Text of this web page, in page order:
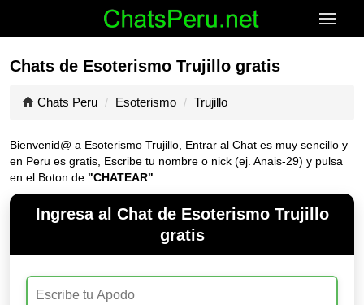
Chats de Esoterismo Trujillo gratis
Chats Peru Esoterismo Trujillo
Bienvenid@ a Esoterismo Trujillo, Entrar al Chat es muy sencillo y
en Peru es gratis, Escribe tu nombre o nick (ej. Anais-29) y pulsa
en el Boton de "CHATEAR"
Ingresa al Chat de Esoterismo Trujillo
gratis